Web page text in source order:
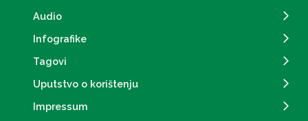
Audio
Infografike
Tagovi
Uputstvo o korištenju
Impressum